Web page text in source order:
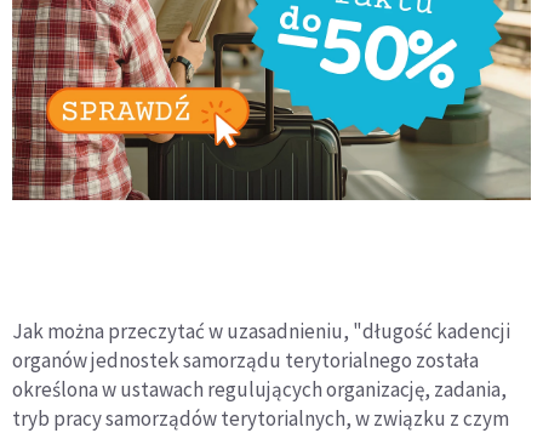
Jak można przeczytać w uzasadnieniu, "długość kadencji
organów jednostek samorządu terytorialnego została
określona w ustawach regulujących organizację, zadania,
tryb pracy samorządów terytorialnych, w związku z czym